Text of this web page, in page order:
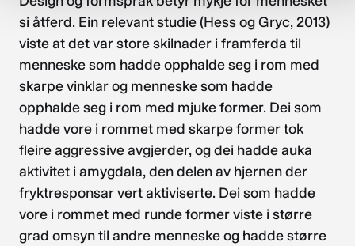
si åtferd. Ein relevant studie (Hess og Gryc, 2013)
viste at det var store skilnader i framferda til
menneske som hadde opphalde seg i rom med
skarpe vinklar og menneske som hadde
opphalde seg i rom med mjuke former. Dei som
hadde vore i rommet med skarpe former tok
fleire aggressive avgjerder, og dei hadde auka
aktivitet i amygdala, den delen av hjernen der
fryktresponsar vert aktiviserte. Dei som hadde
vore i rommet med runde former viste i større
grad omsyn til andre menneske og hadde større